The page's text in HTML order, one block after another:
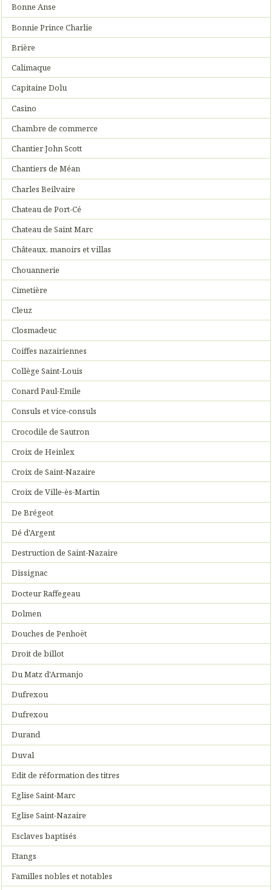
Bonne Anse
Bonnie Prince Charlie
Brière
Calimaque
Capitaine Dolu
Casino
Chambre de commerce
Chantier John Scott
Chantiers de Méan
Charles Beilvaire
Chateau de Port-Cé
Chateau de Saint Marc
Châteaux, manoirs et villas
Chouannerie
Cimetière
Cleuz
Closmadeuc
Coiffes nazairiennes
Collège Saint-Louis
Conard Paul-Emile
Consuls et vice-consuls
Crocodile de Sautron
Croix de Heinlex
Croix de Saint-Nazaire
Croix de Ville-ès-Martin
De Brégeot
Dé d'Argent
Destruction de Saint-Nazaire
Dissignac
Docteur Raffegeau
Dolmen
Douches de Penhoët
Droit de billot
Du Matz d'Armanjo
Dufrexou
Dufrexou
Durand
Duval
Edit de réformation des titres
Eglise Saint-Marc
Eglise Saint-Nazaire
Esclaves baptisés
Etangs
Familles nobles et notables